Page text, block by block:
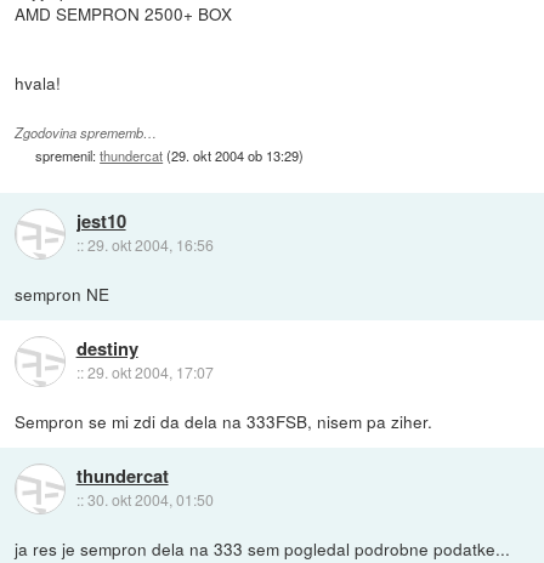
AMD SEMPRON 2500+ BOX
hvala!
Zgodovina sprememb…
spremenil:thundercat(29. okt 2004 ob 13:29)
jest10
::29. okt 2004, 16:56
sempron NE
destiny
::29. okt 2004, 17:07
Sempron se mi zdi da dela na 333FSB, nisem pa ziher.
thundercat
::30. okt 2004, 01:50
ja res je sempron dela na 333 sem pogledal podrobne podatke...